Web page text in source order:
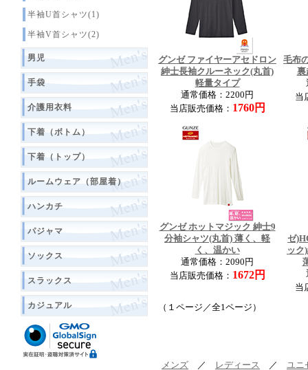
半袖U首シャツ(1)
半袖V首シャツ(2)
男児
手袋
介護用衣料
下着（ボトム）
下着（トップ）
ルームウェア（部屋着）
ハンカチ
パジャマ
ソックス
スラックス
カジュアル
グンゼ ファイヤーアセドロン
紳士長袖クルーネック(丸首)
軽量タイプ
通常価格：2200円
当店販売価格： 1760円
毛布
裏
当
グンゼ ホットマジック 紳士9
分袖シャツ(丸首) 薄く、軽
く、温かい
通常価格：2090円
当店販売価格： 1672円
ゼ
ック
当
（１ページ／全1ページ）
メンズ ／ レディース ／ ユニ